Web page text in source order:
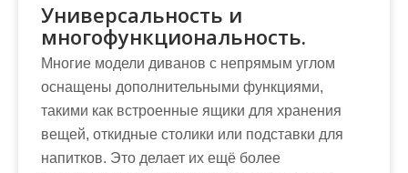
Универсальность и
многофункциональность.
Многие модели диванов с непрямым углом
оснащены дополнительными функциями,
такими как встроенные ящики для хранения
вещей, откидные столики или подставки для
напитков. Это делает их ещё более